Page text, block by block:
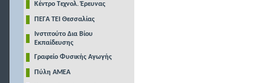
Κέντρο Τεχνολ. Έρευνας
ΠΕΓΑ ΤΕΙ Θεσσαλίας
Ινστιτούτο Δια Βίου
Εκπαίδευσης
Γραφείο Φυσικής Αγωγής
Πύλη ΑΜΕΑ